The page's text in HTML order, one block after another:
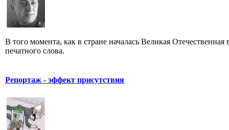
В того момента, как в стране началась Великая
печатного слова.
Репортаж - эффект присутствия